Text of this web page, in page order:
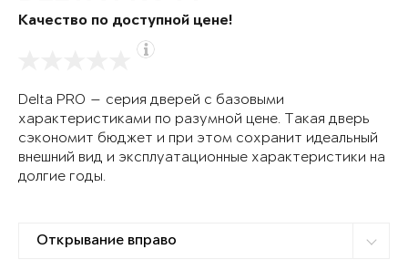
Качество по доступной цене!
Delta PRO — серия дверей с базовыми
характеристиками по разумной цене. Такая дверь
сэкономит бюджет и при этом сохранит идеальный
внешний вид и эксплуатационные характеристики на
долгие годы.